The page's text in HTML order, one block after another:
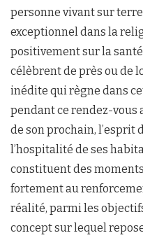
personne vivant sur
exceptionnel dans la
positivement sur la
célèbrent de près ou de
inédite qui règne dans
pendant ce rendez-vous
de son prochain, l’esprit
l’hospitalité de ses
constituent des
fortement au
réalité, parmi les
concept sur lequel